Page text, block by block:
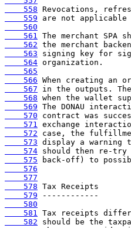
    558
    559
    560
    561
    562
    563
    564
    565
    566
    567
    568
    569
    570
    571
    572
    573
    574
    575
    576
    577
    578
    579
    580
    581
    582